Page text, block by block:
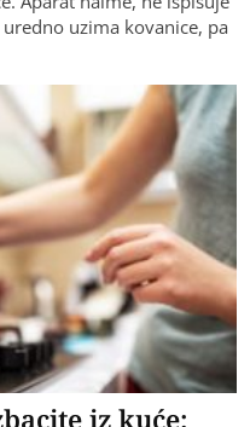
uzima kovanice, pa
iz kuće: